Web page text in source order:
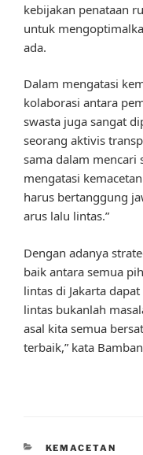
kebijakan penataan
untuk
ada.
Dalam mengatasi
kolaborasi antara
swasta juga sangat
seorang aktivis
sama dalam mencari
mengatasi
harus bertanggung
arus lalu lintas.”
Dengan adanya
baik antara semua
lintas di Jakarta
lintas bukanlah
asal kita semua
terbaik,” kata
CATEGORIES
KEMACETAN